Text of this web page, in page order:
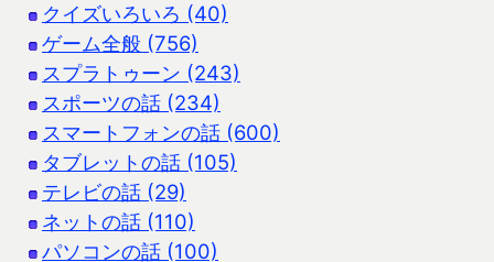
クイズいろいろ (40)
ゲーム全般 (756)
スプラトゥーン (243)
スポーツの話 (234)
スマートフォンの話 (600)
タブレットの話 (105)
テレビの話 (29)
ネットの話 (110)
パソコンの話 (100)